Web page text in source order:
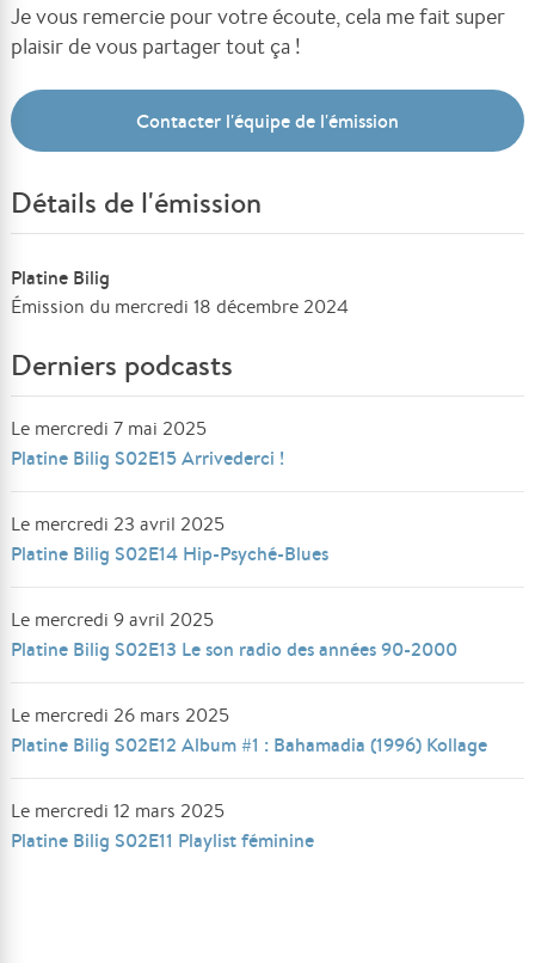
Je vous remercie pour votre écoute, cela me fait super
plaisir de vous partager tout ça !
Contacter l'équipe de l'émission
Détails de l'émission
Platine Bilig
Émission du mercredi 18 décembre 2024
Derniers podcasts
Le mercredi 7 mai 2025
Platine Bilig S02E15 Arrivederci !
Le mercredi 23 avril 2025
Platine Bilig S02E14 Hip-Psyché-Blues
Le mercredi 9 avril 2025
Platine Bilig S02E13 Le son radio des années 90-2000
Le mercredi 26 mars 2025
Platine Bilig S02E12 Album #1 : Bahamadia (1996) Kollage
Le mercredi 12 mars 2025
Platine Bilig S02E11 Playlist féminine